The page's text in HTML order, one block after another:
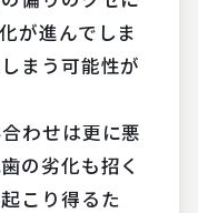
が進んでしま
まう可能性が
わせは更に悪
の劣化も招く
こり得るた